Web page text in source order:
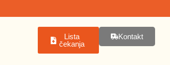
Lista
čekanja
Kontakt